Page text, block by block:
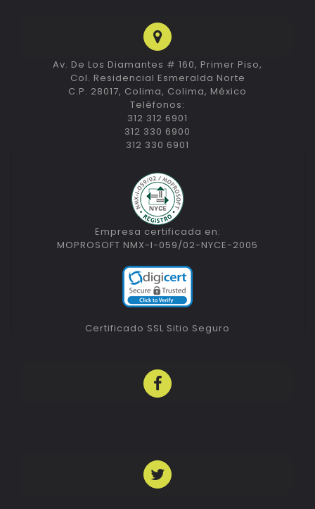
Av. De Los Diamantes # 160, Primer Piso,
Col. Residencial Esmeralda Norte
C.P. 28017, Colima, Colima, México
Teléfonos:
312 312 6901
312 330 6900
312 330 6901
Empresa certificada en:
MOPROSOFT NMX-I-059/02-NYCE-2005
Certificado SSL Sitio Seguro